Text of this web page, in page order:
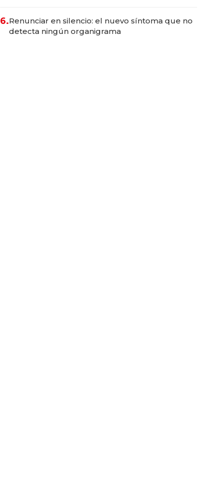
6.Renunciar en silencio: el nuevo síntoma que no
detecta ningún organigrama